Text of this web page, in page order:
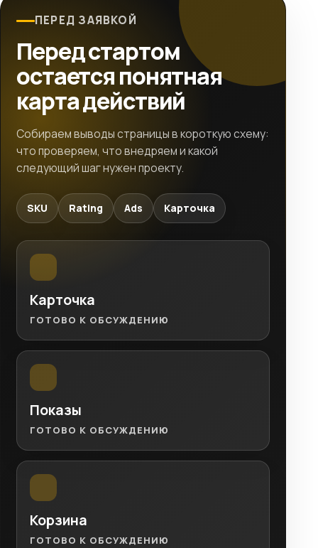
ПЕРЕД ЗАЯВКОЙ
Перед стартом
остается понятная
карта действий
Собираем выводы страницы в короткую схему:
что проверяем, что внедряем и какой
следующий шаг нужен проекту.
SKU Rating Ads Карточка
Карточка
ГОТОВО К ОБСУЖДЕНИЮ
Показы
ГОТОВО К ОБСУЖДЕНИЮ
Корзина
ГОТОВО К ОБСУЖДЕНИЮ